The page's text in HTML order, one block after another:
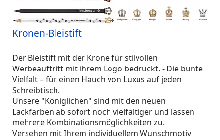
Kronen-Bleistift
Der Bleistift mit der Krone für stilvollen
Werbeauftritt mit ihrem Logo bedruckt. - Die bunte
Vielfalt – für einen Hauch von Luxus auf jeden
Schreibtisch.
Unsere "Königlichen" sind mit den neuen
Lackfarben ab sofort noch vielfältiger und lassen
mehrere Kombinationsmöglichkeiten zu.
Versehen mit Ihrem individuellem Wunschmotiv